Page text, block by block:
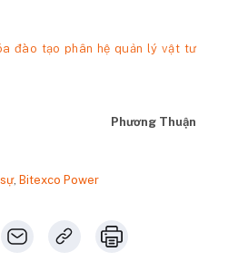
đào tạo phân hệ quản lý vật tư
Phương Thuận
, Bitexco Power